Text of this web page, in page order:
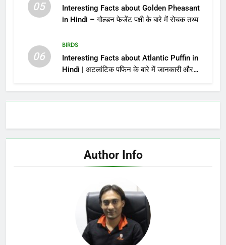
05
Interesting Facts about Golden Pheasant
in Hindi – गोल्डन फेजेंट पक्षी के बारे में रोचक तथ्य
06
BIRDS
Interesting Facts about Atlantic Puffin in
Hindi | अटलांटिक पफिन के बारे में जानकारी और
Author Info